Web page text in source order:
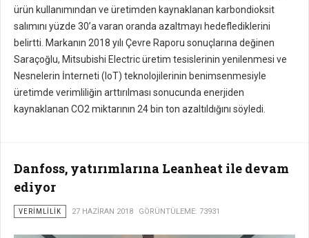
ürün kullanımından ve üretimden kaynaklanan karbondioksit
salımını yüzde 30’a varan oranda azaltmayı hedeflediklerini
belirtti. Markanın 2018 yılı Çevre Raporu sonuçlarına değinen
Saraçoğlu, Mitsubishi Electric üretim tesislerinin yenilenmesi ve
Nesnelerin İnterneti (IoT) teknolojilerinin benimsenmesiyle
üretimde verimliliğin arttırılması sonucunda enerjiden
kaynaklanan CO2 miktarının 24 bin ton azaltıldığını söyledi.
Danfoss, yatırımlarına Leanheat ile devam
ediyor
VERIMLILIK 27 HAZIRAN 2018 GÖRÜNTÜLEME: 73931